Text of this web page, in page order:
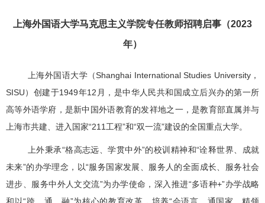
上海外国语大学马克思主义学院专任教师招聘启事（2023
年）
上海外国语大学（Shanghai International Studies University，
SISU） 创建于1949年12 月，是中华人民共和国成立后兴办的第一所
高等外语学府，是新中国外语教育的发祥地之一，是教育部直属并与
上海市共建、进入国家“211 工程”和“双一流”建设的全国重点大学。
上外秉承“格高志远、学贯中外”的校训精神和“诠释世界、成就
未来”的办学理念，以“服务国家发展、服务人的全面成长、服务社会
进步、服务中外人文交流”为办学使命，深入推进“多语种+”办学战略
和以“跨、通、融”为核心的教育改革，培养“会语言、通国家、精领